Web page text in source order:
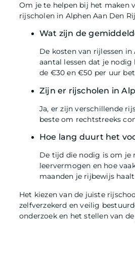
Om je te helpen bij het maken
rijscholen in Alphen Aan Den
Wat zijn de
De kosten van rijlessen
aantal lessen dat je
de €30 en €50 per uur
Zijn er rijscholen in
Ja, er zijn verschillende
beste om rechtstreeks
Hoe lang duurt het
De tijd die nodig is om je
leervermogen en hoe
maanden je rijbewijs
Het kiezen van de juiste
zelfverzekerd en veilig
onderzoek en het stellen van